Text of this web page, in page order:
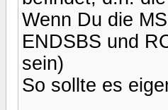
Wenn Du die
ENDSBS und
sein)
So sollte es